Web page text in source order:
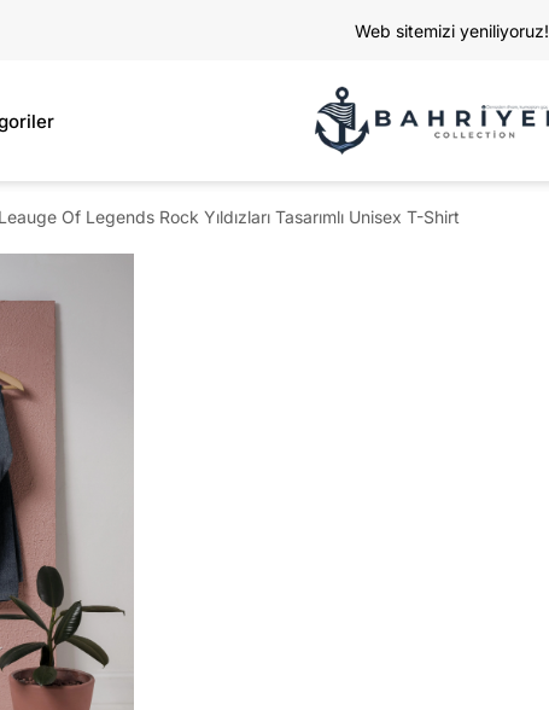
Web sitemizi yeniliyoruz!
Of Legends Rock Yıldızları Tasarımlı Unisex T-Shirt